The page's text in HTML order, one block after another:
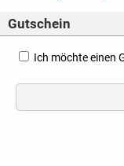
Gutschein
Ich möchte einen